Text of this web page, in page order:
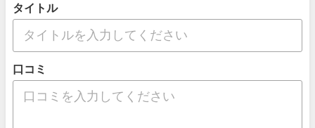
タイトル
口コミ